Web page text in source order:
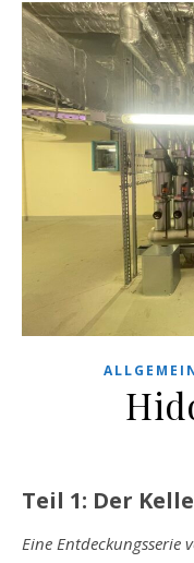
Teil 1: Der
Eine Entdeckungsserie